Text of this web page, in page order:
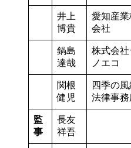
井上
博貴
愛知産
会社
鍋島
達哉
株式会社
ノエコ
関根
健児
四季の
法律事務
監
事
長友
祥吾